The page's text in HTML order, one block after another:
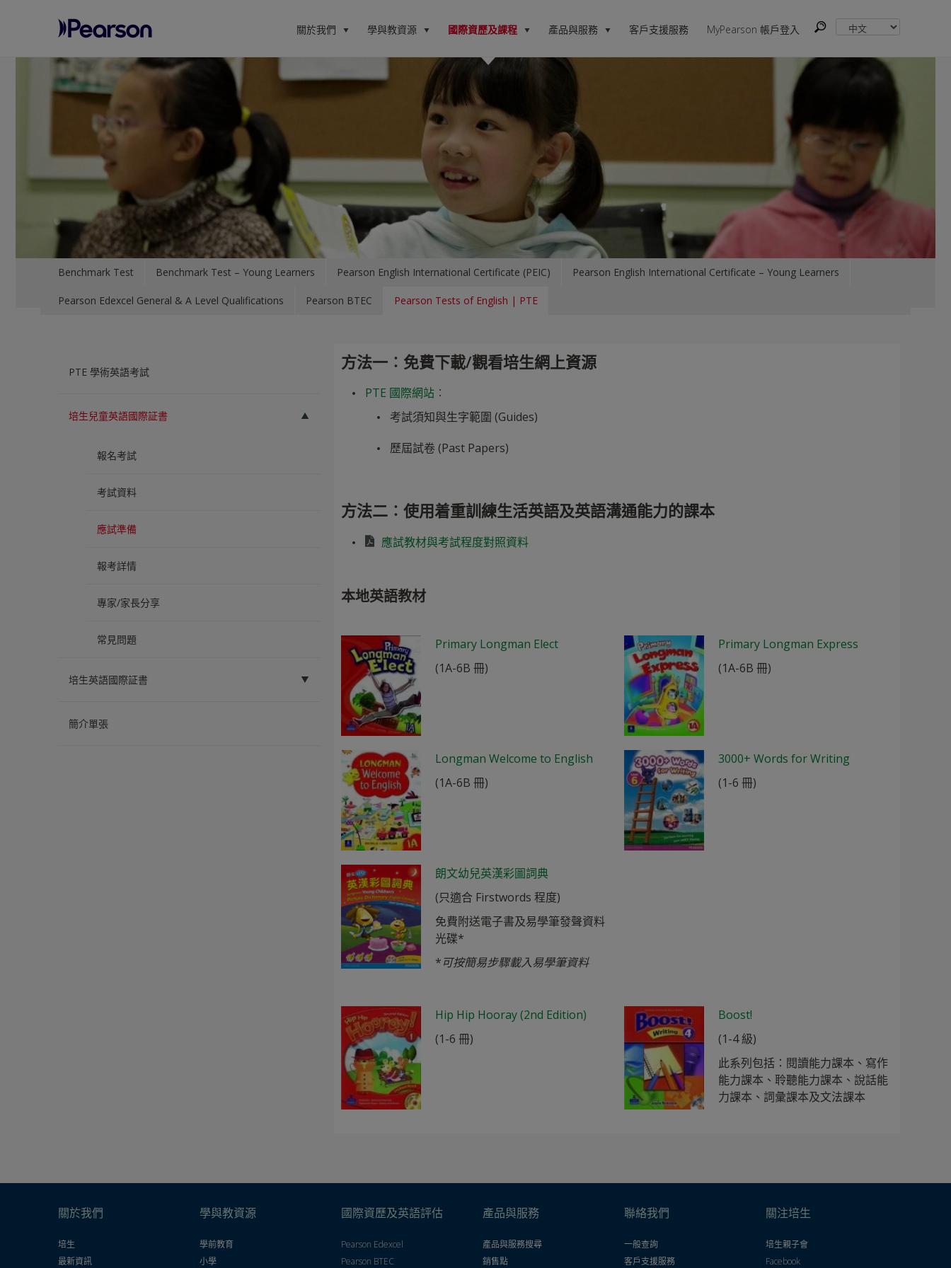
Pearson
關於我們 學與教資源 國際資歷及課程 產品與服務 客戶支援服務 MyPearson 帳戶登入
Benchmark Test Benchmark Test – Young Learners Pearson English International Certificate (PEIC) Pearson English International Certificate – Young Learners
Pearson Edexcel General & A Level Qualifications Pearson BTEC Pearson Tests of English | PTE
方法一︰免費下載/觀看培生網上資源
PTE 國際網站 ︰
考試須知與生字範圍 (Guides)
歷屆試卷 (Past Papers)
方法二︰使用着重訓練生活英語及英語溝通能力的課本
應試教材與考試程度對照資料
本地英語教材
Primary Longman Elect
(1A-6B 冊)
Longman Welcome to English
(1A-6B 冊)
朗文幼兒英漢彩圖詞典
(只適合 Firstwords 程度)
免費附送電子書及易學筆發聲資料
光碟*
*可按簡易步驟載入易學筆資料
Primary Longman Express
(1A-6B 冊)
3000+ Words for Writing
(1-6 冊)
Hip Hip Hooray (2nd Edition)
(1-6 冊)
Boost!
(1-4 級)
此系列包括：閱讀能力課本、寫作
能力課本、聆聽能力課本、說話能
力課本、詞彙課本及文法課本
PTE 學術英語考試
培生兒童英語國際証書
報名考試
考試資料
應試準備
報考詳情
專家/家長分享
常見問題
培生英語國際証書
簡介單張
關於我們
培生
最新資訊
學與教資源
學前教育
小學
國際資歷及英語評估
Pearson Edexcel
Pearson BTEC
產品與服務
產品與服務搜尋
銷售點
聯絡我們
一般查詢
客戶支援服務
關注培生
培生親子會
Facebook